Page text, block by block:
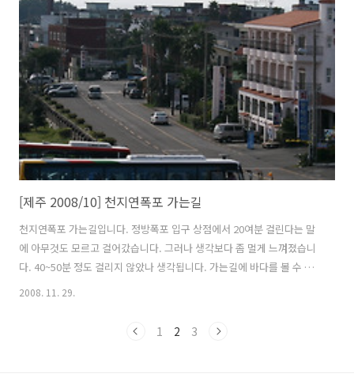
많이 봐서 그늘에 조금 앉아있다가 폭포를 빠져 나왔습니다. 시간이 많이
지체되어 다음목적지인 섭지코지까지 빨리 가기위해 천지연폭포에서 서
귀포터미널까지 가는 버스나 택시를 타야 했습니다. 제주도 택시비가 장
난이 아니기 때문에 서귀포시내까지 가는 버스를 탔습니다. 기사아저씨
가 서귀포구터미널까지는 ..
[제주 2008/10] 천지연폭포 가는길
천지연폭포 가는길입니다. 정방폭포 입구 상점에서 20여분 걸린다는 말
에 아무것도 모르고 걸어갔습니다. 그러나 생각보다 좀 멀게 느껴졌습니
다. 40~50분 정도 걸리지 않았나 생각됩니다. 가는길에 바다를 볼 수 있
2008. 11. 29.
1 2 3